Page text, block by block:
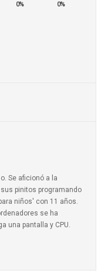
0%
0%
Se aficionó a la
pinitos programando
niños' con 11 años.
se ha
una pantalla y CPU.